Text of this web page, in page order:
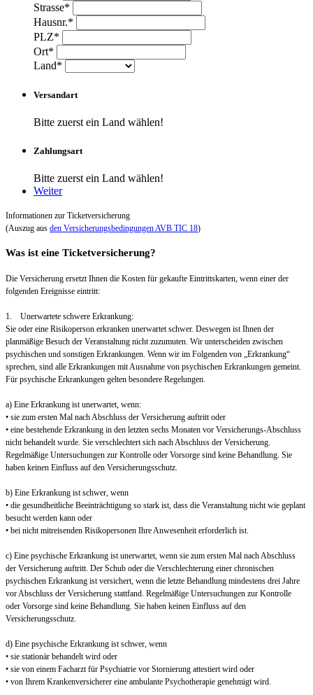
Strasse*
Hausnr.*
PLZ*
Ort*
Land*
Versandart
Bitte zuerst ein Land wählen!
Zahlungsart
Bitte zuerst ein Land wählen!
Weiter
Informationen zur Ticketversicherung
(Auszug aus den Versicherungsbedingungen AVB TIC 18)
Was ist eine Ticketversicherung?
Die Versicherung ersetzt Ihnen die Kosten für gekaufte Eintrittskarten, wenn einer der
folgenden Ereignisse eintritt:
1. Unerwartete schwere Erkrankung:
Sie oder eine Risikoperson erkranken unerwartet schwer. Deswegen ist Ihnen der
planmäßige Besuch der Veranstaltung nicht zuzumuten. Wir unterscheiden zwischen
psychischen und sonstigen Erkrankungen. Wenn wir im Folgenden von „Erkrankung“
sprechen, sind alle Erkrankungen mit Ausnahme von psychischen Erkrankungen gemeint.
Für psychische Erkrankungen gelten besondere Regelungen.
a) Eine Erkrankung ist unerwartet, wenn:
• sie zum ersten Mal nach Abschluss der Versicherung auftritt oder
• eine bestehende Erkrankung in den letzten sechs Monaten vor Versicherungs-Abschluss
nicht behandelt wurde. Sie verschlechtert sich nach Abschluss der Versicherung.
Regelmäßige Untersuchungen zur Kontrolle oder Vorsorge sind keine Behandlung. Sie
haben keinen Einfluss auf den Versicherungsschutz.
b) Eine Erkrankung ist schwer, wenn
• die gesundheitliche Beeinträchtigung so stark ist, dass die Veranstaltung nicht wie geplant
besucht werden kann oder
• bei nicht mitreisenden Risikopersonen Ihre Anwesenheit erforderlich ist.
c) Eine psychische Erkrankung ist unerwartet, wenn sie zum ersten Mal nach Abschluss
der Versicherung auftritt. Der Schub oder die Verschlechterung einer chronischen
psychischen Erkrankung ist versichert, wenn die letzte Behandlung mindestens drei Jahre
vor Abschluss der Versicherung stattfand. Regelmäßige Untersuchungen zur Kontrolle
oder Vorsorge sind keine Behandlung. Sie haben keinen Einfluss auf den
Versicherungsschutz.
d) Eine psychische Erkrankung ist schwer, wenn
• sie stationär behandelt wird oder
• sie von einem Facharzt für Psychiatrie vor Stornierung attestiert wird oder
• von Ihrem Krankenversicherer eine ambulante Psychotherapie genehmigt wird.